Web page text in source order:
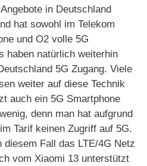
in Deutschland
hat sowohl im Telekom
und O2 volle 5G
haben natürlich weiterhin
5G Zugang. Viele
weiter auf diese Technik
auch ein 5G Smartphone
denn man hat aufgrund
Tarif keinen Zugriff auf 5G.
diesem Fall das LTE/4G Netz
vom Xiaomi 13 unterstützt